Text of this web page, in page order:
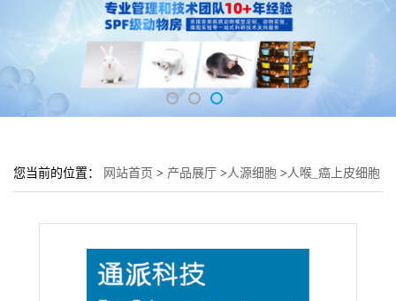
您当前的位置： 网站首页 > 产品展厅 >人源细胞 >人喉_癌上皮细胞